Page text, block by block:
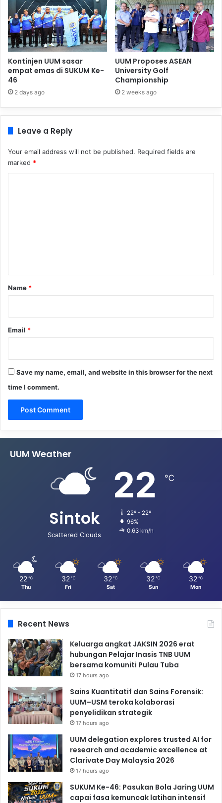
Kontinjen UUM sasar
empat emas di SUKUM Ke-
46
2 days ago
UUM Proposes ASEAN
University Golf
Championship
2 weeks ago
Leave a Reply
Your email address will not be published. Required fields are
marked *
*
Name *
Email *
Save my name, email, and website in this browser for the next
time I comment.
UUM Weather
Sintok
Scattered Clouds
22 ℃
22º - 22º
96%
0.63 km/h
22 ℃
Thu
32 ℃
Fri
32 ℃
Sat
32 ℃
Sun
32 ℃
Mon
Recent News
Keluarga angkat JAKSIN 2026 erat
hubungan Pelajar Inasis TNB UUM
bersama komuniti Pulau Tuba
17 hours ago
Sains Kuantitatif dan Sains Forensik:
UUM–USM teroka kolaborasi
penyelidikan strategik
17 hours ago
UUM delegation explores trusted AI for
research and academic excellence at
Clarivate Day Malaysia 2026
17 hours ago
SUKUM Ke-46: Pasukan Bola Jaring UUM
capai fasa kemuncak latihan intensif